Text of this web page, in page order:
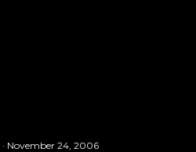
November 24, 2006